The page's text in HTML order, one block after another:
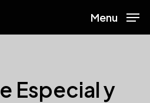
Menu
Especial y